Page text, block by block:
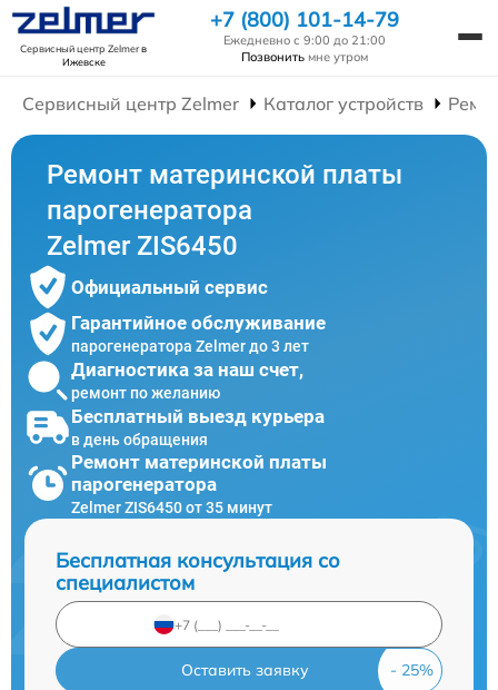
Сервисный центр Zelmerв
Ижевске
+7 (800) 101-14-79
Ежедневно с 9:00 до 21:00
Позвонить мне утром
Сервисный центр Zelmer Каталог устройств
Ремонт материнской платы
парогенератора
Zelmer ZIS6450
Официальный сервис
Гарантийное обслуживание
парогенератора Zelmer до 3 лет
Диагностика за наш счет,
ремонт по желанию
Бесплатный выезд курьера
в день обращения
Ремонт материнской платы
парогенератора
Zelmer ZIS6450 от 35 минут
Бесплатная консультация со
специалистом
Оставить заявку